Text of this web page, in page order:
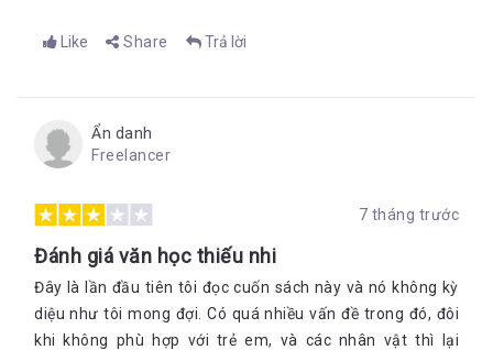
Like Share Trả lời
Ẩn danh
Freelancer
7 tháng trước
Đánh giá văn học thiếu nhi
Đây là lần đầu tiên tôi đọc cuốn sách này và nó không kỳ
diệu như tôi mong đợi. Có quá nhiều vấn đề trong đó, đôi
khi không phù hợp với trẻ em, và các nhân vật thì lại